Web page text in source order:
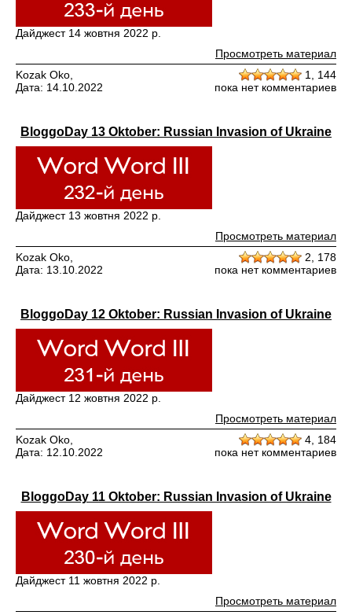
Дайджест 14 жовтня 2022 р.
Просмотреть материал
Kozak Oko,
Дата: 14.10.2022
1, 144
пока нет комментариев
BloggoDay 13 Oktober: Russian Invasion of Ukraine
Дайджест 13 жовтня 2022 р.
Просмотреть материал
Kozak Oko,
Дата: 13.10.2022
2, 178
пока нет комментариев
BloggoDay 12 Oktober: Russian Invasion of Ukraine
Дайджест 12 жовтня 2022 р.
Просмотреть материал
Kozak Oko,
Дата: 12.10.2022
4, 184
пока нет комментариев
BloggoDay 11 Oktober: Russian Invasion of Ukraine
Дайджест 11 жовтня 2022 р.
Просмотреть материал